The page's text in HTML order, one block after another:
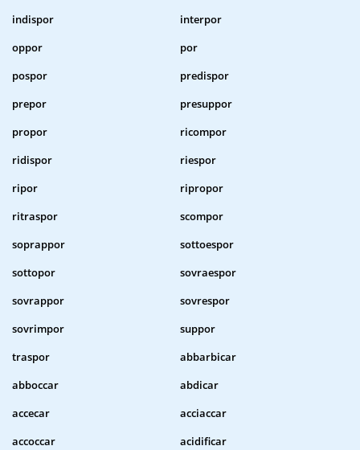
indispor
interpor
oppor
por
pospor
predispor
prepor
presuppor
propor
ricompor
ridispor
riespor
ripor
ripropor
ritraspor
scompor
soprappor
sottoespor
sottopor
sovraespor
sovrappor
sovrespor
sovrimpor
suppor
traspor
abbarbicar
abboccar
abdicar
accecar
acciaccar
accoccar
acidificar